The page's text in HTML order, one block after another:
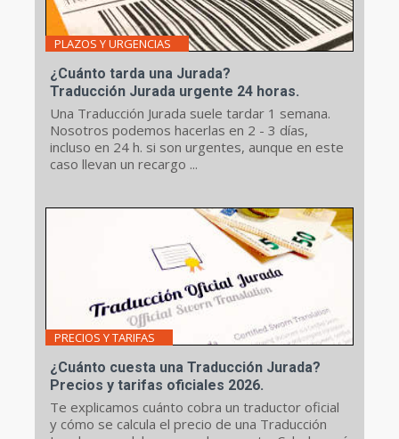
PLAZOS Y URGENCIAS
¿Cuánto tarda una Jurada?
Traducción Jurada urgente 24 horas.
Una Traducción Jurada suele tardar 1 semana.
Nosotros podemos hacerlas en 2 - 3 días,
incluso en 24 h. si son urgentes, aunque en este
caso llevan un recargo ...
PRECIOS Y TARIFAS
¿Cuánto cuesta una Traducción Jurada?
Precios y tarifas oficiales 2026.
Te explicamos cuánto cobra un traductor oficial
y cómo se calcula el precio de una Traducción